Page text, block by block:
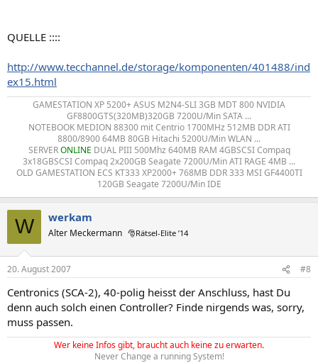
QUELLE ::::
http://www.tecchannel.de/storage/komponenten/401488/ind
ex15.html
GAMESTATION XP 5200+ ASUS M2N4-SLI 3GB MDT 800 NVIDIA
GF8800GTS(320MB)320GB 7200U/Min SATA ...
NOTEBOOK MEDION 88300 mit Centrio 1700MHz 512MB DDR ATI
8800/8900 64MB 80GB Hitachi 5200U/Min WLAN ...
SERVERONLINE DUAL PIII 500Mhz 640MB RAM 4GBSCSI Compaq
3x18GBSCSI Compaq 2x200GB Seagate 7200U/Min ATI RAGE 4MB ...
OLD GAMESTATION ECS KT333 XP2000+ 768MB DDR 333 MSI GF4400TI
120GB Seagate 7200U/Min IDE​
W werkam
Alter Meckermann 🎅Rätsel-Elite ’14
20. August 2007 #8
Centronics (SCA-2), 40-polig heisst der Anschluss, hast Du
denn auch solch einen Controller? Finde nirgends was, sorry,
muss passen.
Wer keine Infos gibt, braucht auch keine zu erwarten.
Never Change a running System!